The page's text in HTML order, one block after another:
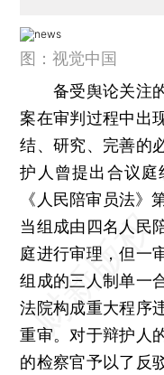
图：视觉中国
备受舆论关注的
案在审判过程中出
结、研究、完善的
护人曾提出合议
《人民陪审员法》
当组成由四名人民
庭进行审理，但一
组成的三人制单一
法院构成重大程序
重审。对于辩护人
的检察官予以了反